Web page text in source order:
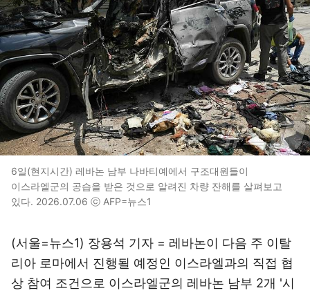
6일(현지시간) 레바논 남부 나바티예에서 구조대원들이
이스라엘군의 공습을 받은 것으로 알려진 차량 잔해를 살펴보고
있다. 2026.07.06 ⓒ AFP=뉴스1
(서울=뉴스1) 장용석 기자 = 레바논이 다음 주 이탈
리아 로마에서 진행될 예정인 이스라엘과의 직접 협
상 참여 조건으로 이스라엘군의 레바논 남부 2개 '시